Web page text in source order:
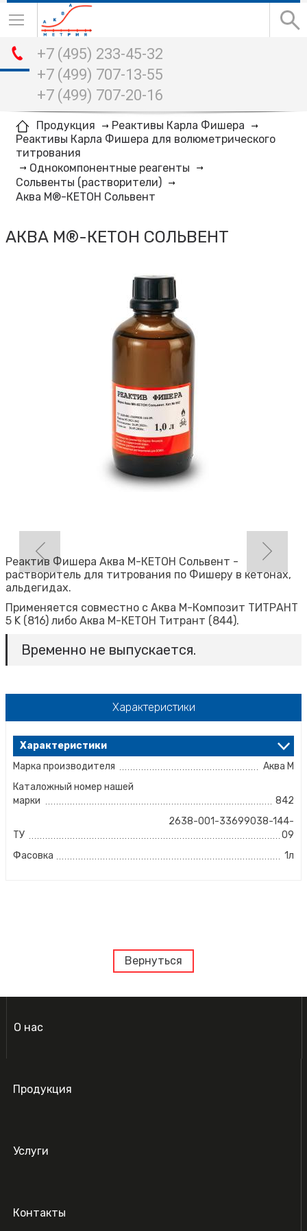
+7 (495) 233-45-32
+7 (499) 707-13-55
+7 (499) 707-20-16
Продукция
Реактивы Карла Фишера
Реактивы Карла Фишера для волюметрического
титрования
Однокомпонентные реагенты
Сольвенты (растворители)
Аква М®-КЕТОН Сольвент
АКВА М®-КЕТОН СОЛЬВЕНТ
Реактив Фишера Аква М-КЕТОН Сольвент -
растворитель для титрования по Фишеру в кетонах,
альдегидах.
Применяется совместно с Аква М-Композит ТИТРАНТ
5 K (816) либо Аква М-КЕТОН Титрант (844).
Временно не выпускается.
Характеристики
Характеристики
Марка производителя
Аква М
Каталожный номер нашей
марки
842
ТУ
2638-001-33699038-144-
09
Фасовка
1л
Вернуться
О нас
Продукция
Услуги
Контакты